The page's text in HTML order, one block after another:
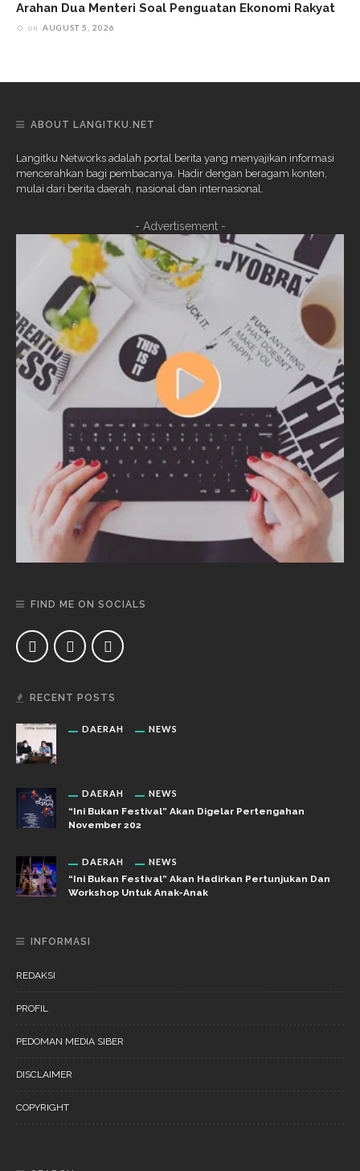
Arahan Dua Menteri Soal Penguatan Ekonomi Rakyat
on AUGUST 5, 2026
ABOUT LANGITKU.NET
Langitku Networks adalah portal berita yang menyajikan informasi
mencerahkan bagi pembacanya. Hadir dengan beragam konten,
mulai dari berita daerah, nasional dan internasional.
- Advertisement -
FIND ME ON SOCIALS
RECENT POSTS
DAERAH NEWS
DAERAH NEWS
“Ini Bukan Festival” Akan Digelar Pertengahan
November 202
DAERAH NEWS
“Ini Bukan Festival” Akan Hadirkan Pertunjukan Dan
Workshop Untuk Anak-Anak
INFORMASI
REDAKSI
PROFIL
PEDOMAN MEDIA SIBER
DISCLAIMER
COPYRIGHT